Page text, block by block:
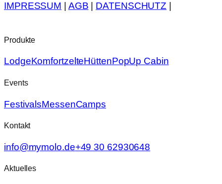
IMPRESSUM AGB DATENSCHUTZ
Produkte
LodgeKomfortzelteHüttenPopUp Cabin
Events
FestivalsMessenCamps
Kontakt
info@mymolo.de+49 30 62930648
Aktuelles